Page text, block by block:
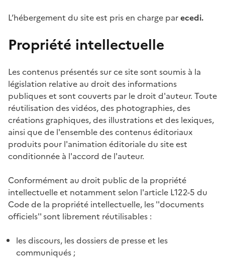
L’hébergement du site est pris en charge parecedi.
Propriété intellectuelle
Les contenus présentés sur ce site sont soumis à la
législation relative au droit des informations
publiques et sont couverts par le droit d'auteur. Toute
réutilisation des vidéos, des photographies, des
créations graphiques, des illustrations et des lexiques,
ainsi que de l'ensemble des contenus éditoriaux
produits pour l'animation éditoriale du site est
conditionnée à l'accord de l'auteur.
Conformément au droit public de la propriété
intellectuelle et notamment selon l'article L122-5 du
Code de la propriété intellectuelle, les ''documents
officiels'' sont librement réutilisables :
les discours, les dossiers de presse et les
communiqués ;